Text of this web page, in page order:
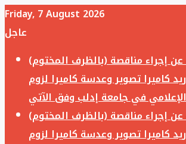
Friday, 7 August 2026
عاجل
إجراء مناقصة (بالظرف المختوم)
كاميرا تصوير وعدسة كاميرا لزوم
إجراء مناقصة (بالظرف المختوم)
كاميرا تصوير وعدسة كاميرا لزوم